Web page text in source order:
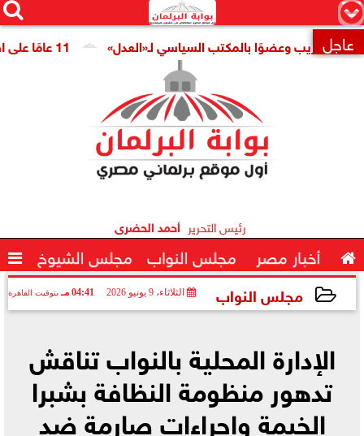
×


 عاجل 11 عامًا على افتتاح قناة السويس الجديدة.. النائبة مروة قنصوة: رؤية الدولة حولت الممر الملاحي إلى مركز اقتصادي عالمي وعضوًا بالمكتب السياسي لـ«العدل»
رئيس التحرير أحمد الحضرى
 أخبار مصر مجلس النواب مجلس الشيوخ 
مجلس النواب الثلاثاء، 9 يونيو 2026 04:41 مـ بتوقيت القاهرة
الإدارة المحلية بالنواب تناقش
تدهور منظومة النظافة بشبرا
الخيمة وإجراءات صارمة ضد